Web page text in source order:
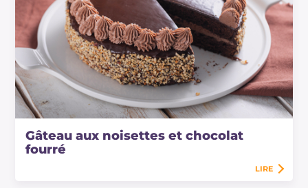
Gâteau aux noisettes et chocolat
fourré
LIRE